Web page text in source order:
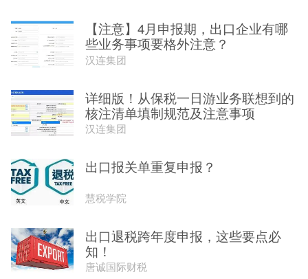
【注意】4月申报期，出口企业有哪
些业务事项要格外注意？
汉连集团
详细版！从保税一日游业务联想到的
核注清单填制规范及注意事项
汉连集团
出口报关单重复申报？
慧税学院
出口退税跨年度申报，这些要点必
知！
唐诚国际财税